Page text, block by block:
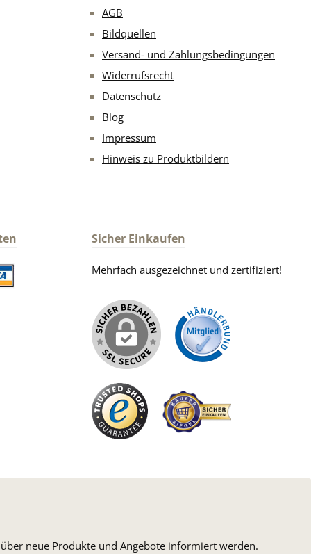
AGB
Bildquellen
Versand- und Zahlungsbedingungen
Widerrufsrecht
Datenschutz
Blog
Impressum
Hinweis zu Produktbildern
Sicher Einkaufen
Mehrfach ausgezeichnet und zertifiziert!
neue Produkte und Angebote informiert werden.